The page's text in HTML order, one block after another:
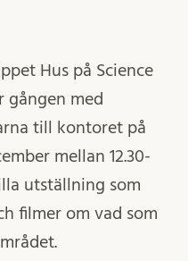
Hus på Science
gången med
till kontoret på
mellan 12.30-
utställning som
filmer om vad som